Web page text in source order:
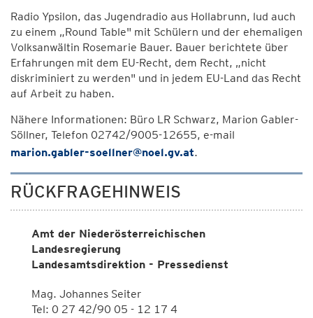
Radio Ypsilon, das Jugendradio aus Hollabrunn, lud auch
zu einem „Round Table" mit Schülern und der ehemaligen
Volksanwältin Rosemarie Bauer. Bauer berichtete über
Erfahrungen mit dem EU-Recht, dem Recht, „nicht
diskriminiert zu werden" und in jedem EU-Land das Recht
auf Arbeit zu haben.
Nähere Informationen: Büro LR Schwarz, Marion Gabler-
Söllner, Telefon 02742/9005-12655, e-mail
marion.gabler-soellner@noel.gv.at.
RÜCKFRAGEHINWEIS
Amt der Niederösterreichischen
Landesregierung
Landesamtsdirektion - Pressedienst
Mag. Johannes Seiter
Tel: 0 27 42/90 05 - 12 17 4